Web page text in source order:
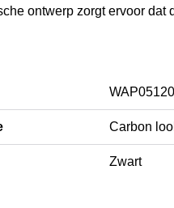
ontwerp zorgt ervoor
Carbon
Zwart